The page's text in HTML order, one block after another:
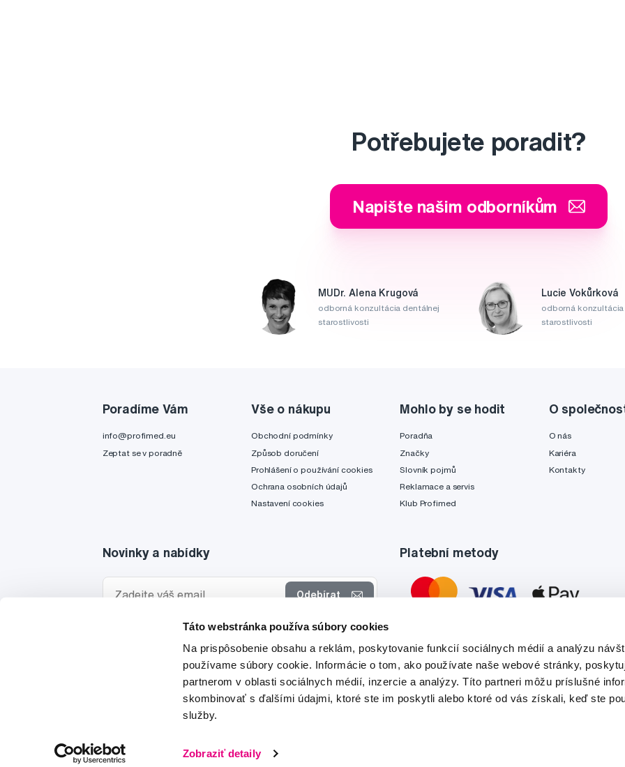
Táto webstránka používa súbory cookies
Na prispôsobenie obsahu a reklám, poskytovanie funkcií sociálnych médií a analýzu
používame súbory cookie. Informácie o tom, ako používate naše webové stránky,
partnerom v oblasti sociálnych médií, inzercie a analýzy. Títo partneri môžu príslušné
skombinovať s ďalšími údajmi, ktoré ste im poskytli alebo ktoré od vás získali, keď ste
služby.
Zobraziť detaily
Potřebujete poradit?
Napište našim odborníkům
MUDr. Alena Krugová
odborná konzultácia dentálnej
starostlivosti
Lucie Vokůrková
odborná konzultácia
starostlivosti
Poradíme Vám
info@profimed.eu
Zeptat se v poradně
Vše o nákupu
Obchodní podmínky
Způsob doručení
Prohlášení o používání cookies
Ochrana osobních údajů
Nastavení cookies
Mohlo by se hodit
Poradňa
Značky
Slovník pojmů
Reklamace a servis
Klub Profimed
O
O nás
Kariéra
Kontakty
Novinky a nabídky
Odebírat
zpracováním osobních údajůpro tyto účely.
Platební metody